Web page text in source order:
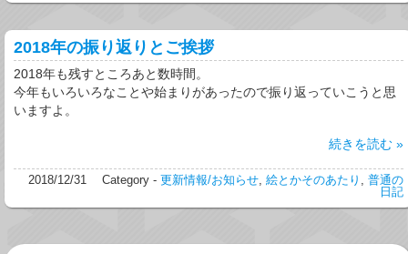
2018年の振り返りとご挨拶
2018年も残すところあと数時間。
今年もいろいろなことや始まりがあったので振り返っていこうと思
いますよ。
続きを読む »
2018/12/31 Category - 更新情報/お知らせ 絵とかそのあたり
普通の
日記